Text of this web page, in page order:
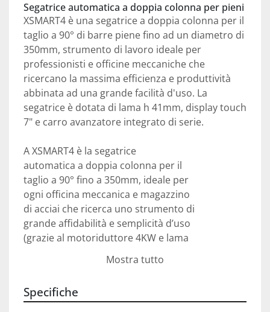
Segatrice automatica a doppia colonna per pieni
XSMART4 è una segatrice a doppia colonna per il
taglio a 90° di barre piene fino ad un diametro di
350mm, strumento di lavoro ideale per
professionisti e officine meccaniche che
ricercano la massima efficienza e produttività
abbinata ad una grande facilità d'uso. La
segatrice è dotata di lama h 41mm, display touch
7" e carro avanzatore integrato di serie.
A XSMART4 è la segatrice
automatica a doppia colonna per il
taglio a 90° fino a 350mm, ideale per
ogni officina meccanica e magazzino
di acciai che ricerca uno strumento di
grande affidabilità e semplicità d’uso
(grazie al motoriduttore 4KW e lama
di serie di carro avanzatore e touch
E INTUITIVA.
Mostra tutto
Specifiche